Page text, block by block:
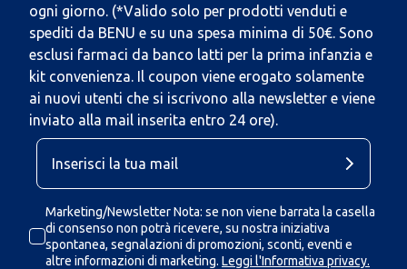
ogni giorno. (*Valido solo per prodotti venduti e
spediti da BENU e su una spesa minima di 50€. Sono
esclusi farmaci da banco latti per la prima infanzia e
kit convenienza. Il coupon viene erogato solamente
ai nuovi utenti che si iscrivono alla newsletter e viene
inviato alla mail inserita entro 24 ore).
Marketing/Newsletter Nota: se non viene barrata la casella
di consenso non potrà ricevere, su nostra iniziativa
spontanea, segnalazioni di promozioni, sconti, eventi e
altre informazioni di marketing. Leggi l'Informativa privacy.